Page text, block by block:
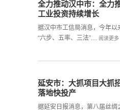
全力推动汉中市：全力
工业投资持续增长
据汉中市工信局消息，今年
“六步、五率、三法”…
阅读更多
延安市：大抓项目大抓
落地快投产
据延安日报消息，第八届丝